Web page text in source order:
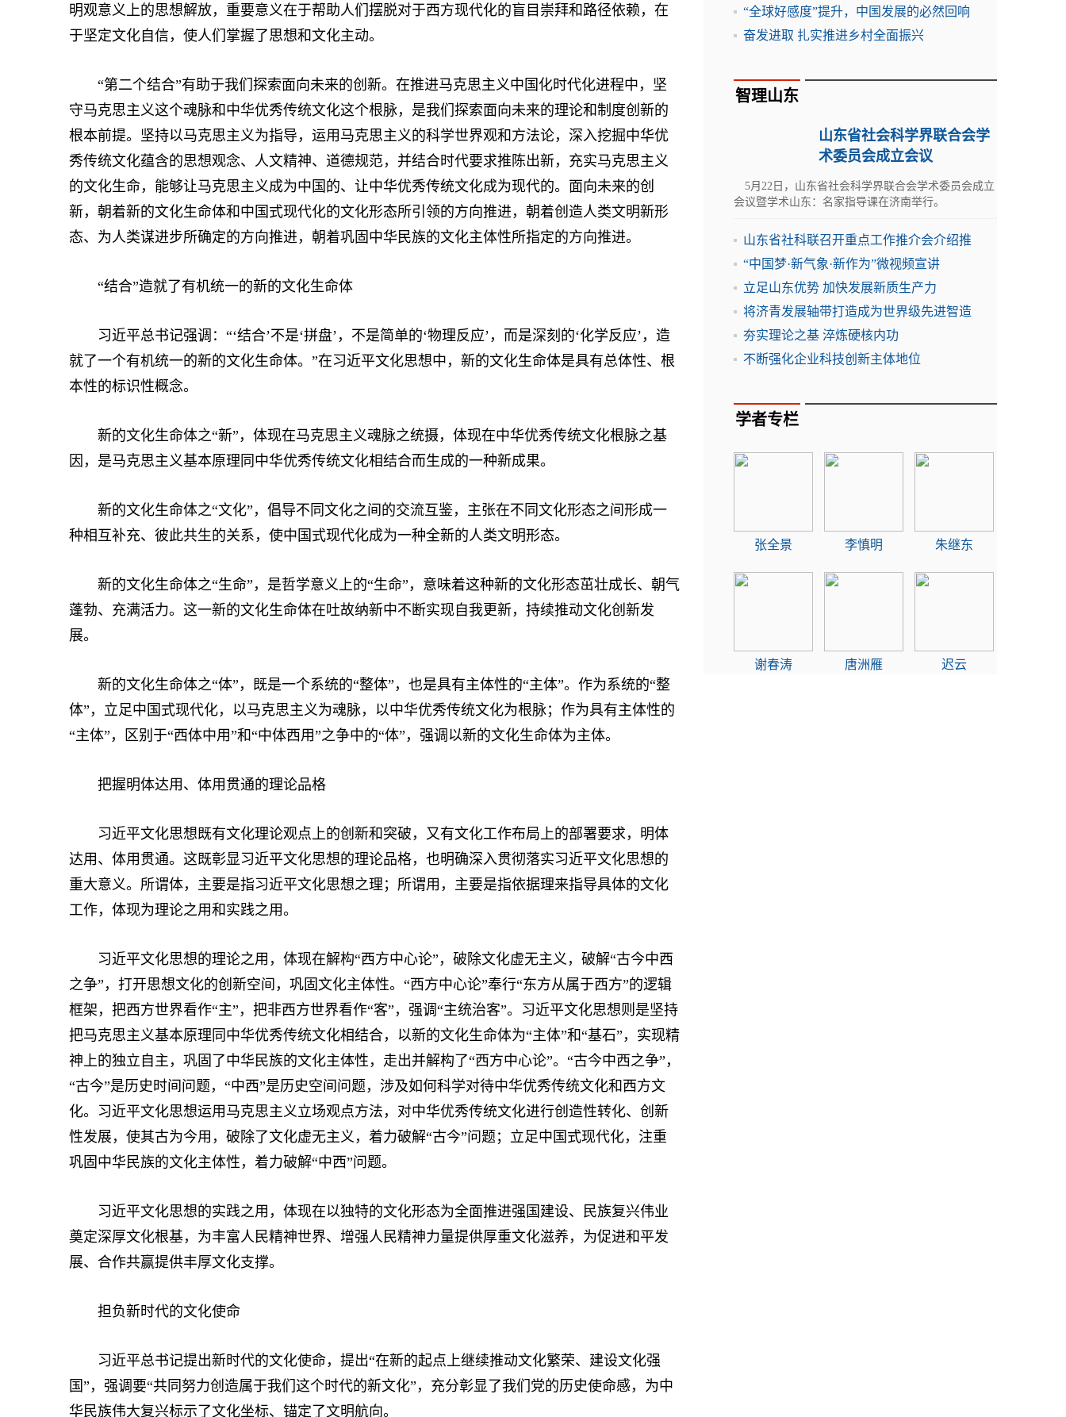
明观意义上的思想解放，重要意义在于帮助人们摆脱对于西方现代化的盲目崇拜和路径依赖，在
于坚定文化自信，使人们掌握了思想和文化主动。
“第二个结合”有助于我们探索面向未来的创新。在推进马克思主义中国化时代化进程中，坚
守马克思主义这个魂脉和中华优秀传统文化这个根脉，是我们探索面向未来的理论和制度创新的
根本前提。坚持以马克思主义为指导，运用马克思主义的科学世界观和方法论，深入挖掘中华优
秀传统文化蕴含的思想观念、人文精神、道德规范，并结合时代要求推陈出新，充实马克思主义
的文化生命，能够让马克思主义成为中国的、让中华优秀传统文化成为现代的。面向未来的创
新，朝着新的文化生命体和中国式现代化的文化形态所引领的方向推进，朝着创造人类文明新形
态、为人类谋进步所确定的方向推进，朝着巩固中华民族的文化主体性所指定的方向推进。
“结合”造就了有机统一的新的文化生命体
习近平总书记强调：“‘结合’不是‘拼盘’，不是简单的‘物理反应’，而是深刻的‘化学反应’，造
就了一个有机统一的新的文化生命体。”在习近平文化思想中，新的文化生命体是具有总体性、根
本性的标识性概念。
新的文化生命体之“新”，体现在马克思主义魂脉之统摄，体现在中华优秀传统文化根脉之基
因，是马克思主义基本原理同中华优秀传统文化相结合而生成的一种新成果。
新的文化生命体之“文化”，倡导不同文化之间的交流互鉴，主张在不同文化形态之间形成一
种相互补充、彼此共生的关系，使中国式现代化成为一种全新的人类文明形态。
新的文化生命体之“生命”，是哲学意义上的“生命”，意味着这种新的文化形态茁壮成长、朝气
蓬勃、充满活力。这一新的文化生命体在吐故纳新中不断实现自我更新，持续推动文化创新发
展。
新的文化生命体之“体”，既是一个系统的“整体”，也是具有主体性的“主体”。作为系统的“整
体”，立足中国式现代化，以马克思主义为魂脉，以中华优秀传统文化为根脉；作为具有主体性的
“主体”，区别于“西体中用”和“中体西用”之争中的“体”，强调以新的文化生命体为主体。
把握明体达用、体用贯通的理论品格
习近平文化思想既有文化理论观点上的创新和突破，又有文化工作布局上的部署要求，明体
达用、体用贯通。这既彰显习近平文化思想的理论品格，也明确深入贯彻落实习近平文化思想的
重大意义。所谓体，主要是指习近平文化思想之理；所谓用，主要是指依据理来指导具体的文化
工作，体现为理论之用和实践之用。
习近平文化思想的理论之用，体现在解构“西方中心论”，破除文化虚无主义，破解“古今中西
之争”，打开思想文化的创新空间，巩固文化主体性。“西方中心论”奉行“东方从属于西方”的逻辑
框架，把西方世界看作“主”，把非西方世界看作“客”，强调“主统治客”。习近平文化思想则是坚持
把马克思主义基本原理同中华优秀传统文化相结合，以新的文化生命体为“主体”和“基石”，实现精
神上的独立自主，巩固了中华民族的文化主体性，走出并解构了“西方中心论”。“古今中西之争”，
“古今”是历史时间问题，“中西”是历史空间问题，涉及如何科学对待中华优秀传统文化和西方文
化。习近平文化思想运用马克思主义立场观点方法，对中华优秀传统文化进行创造性转化、创新
性发展，使其古为今用，破除了文化虚无主义，着力破解“古今”问题；立足中国式现代化，注重
巩固中华民族的文化主体性，着力破解“中西”问题。
习近平文化思想的实践之用，体现在以独特的文化形态为全面推进强国建设、民族复兴伟业
奠定深厚文化根基，为丰富人民精神世界、增强人民精神力量提供厚重文化滋养，为促进和平发
展、合作共赢提供丰厚文化支撑。
担负新时代的文化使命
习近平总书记提出新时代的文化使命，提出“在新的起点上继续推动文化繁荣、建设文化强
国”，强调要“共同努力创造属于我们这个时代的新文化”，充分彰显了我们党的历史使命感，为中
华民族伟大复兴标示了文化坐标、锚定了文明航向。
“全球好感度”提升，中国发展的必然回响
奋发进取 扎实推进乡村全面振兴
智理山东
山东省社会科学界联合会学
术委员会成立会议
5月22日，山东省社会科学界联合会学术委员会成立
会议暨学术山东：名家指导课在济南举行。
山东省社科联召开重点工作推介会介绍推
“中国梦·新气象·新作为”微视频宣讲
立足山东优势 加快发展新质生产力
将济青发展轴带打造成为世界级先进智造
夯实理论之基 淬炼硬核内功
不断强化企业科技创新主体地位
学者专栏
张全景 李慎明 朱继东
谢春涛 唐洲雁 迟云